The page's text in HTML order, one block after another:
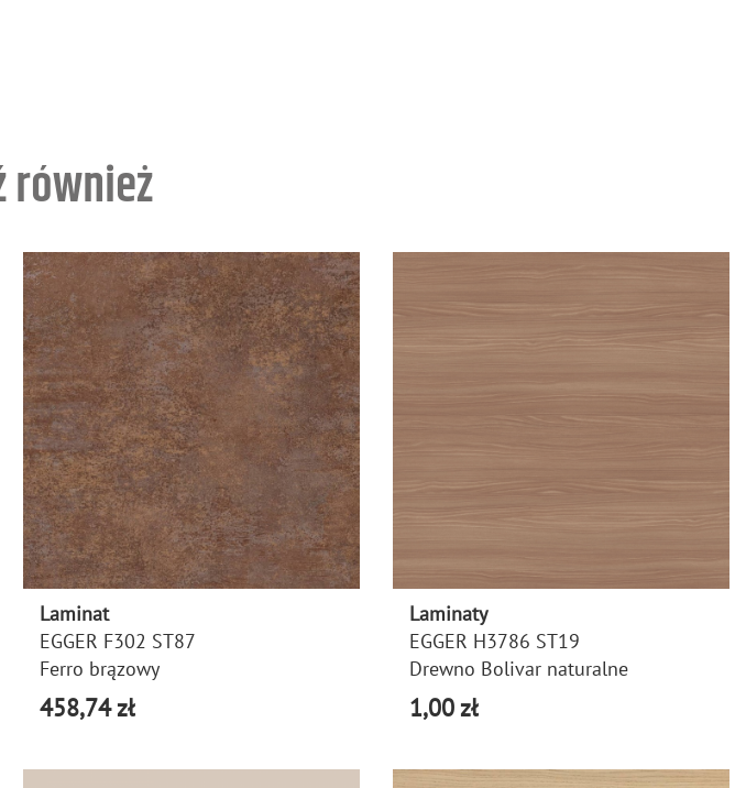
również
Laminat
EGGER F302 ST87
Ferro brązowy
458,74 zł
Laminaty
EGGER H3786 ST19
Drewno Bolivar naturalne
1,00 zł